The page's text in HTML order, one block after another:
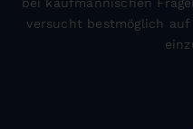
versucht bestmöglich